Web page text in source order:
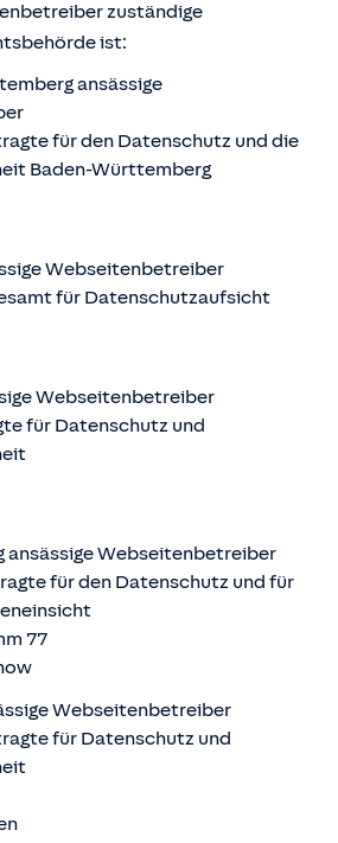
zuständige
ist:
ansässige
für den Datenschutz und die
Baden-Württemberg
Webseitenbetreiber
für Datenschutzaufsicht
Webseitenbetreiber
für Datenschutz und
ansässige Webseitenbetreiber
für den Datenschutz und für
77
Webseitenbetreiber
für Datenschutz und